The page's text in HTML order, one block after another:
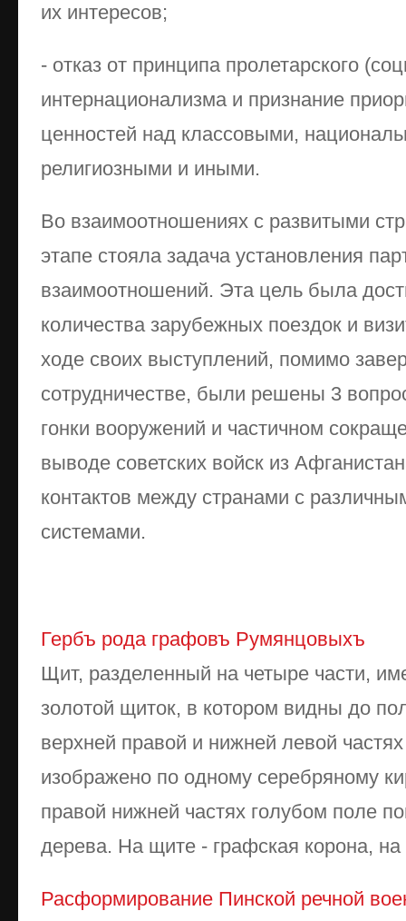
их интересов;
- отказ от принципа пролетарского
интернационализма и признание
ценностей над классовыми,
религиозными и иными.
Во взаимоотношениях с развитыми
этапе стояла задача установления
взаимоотношений. Эта цель была
количества зарубежных поездок и
ходе своих выступлений, помимо
сотрудничестве, были решены 3
гонки вооружений и частичном
выводе советских войск из
контактов между странами с
системами.
Гербъ рода графовъ Румянцовыхъ
Щит, разделенный на четыре ча­сти,
золо­той щиток, в котором видны до
верхней правой и нижней левой
изображено по одно­му серебряному
правой нижней частях голубом поле
дерева. На щите - графская корона, на
Расформирование Пинской речной